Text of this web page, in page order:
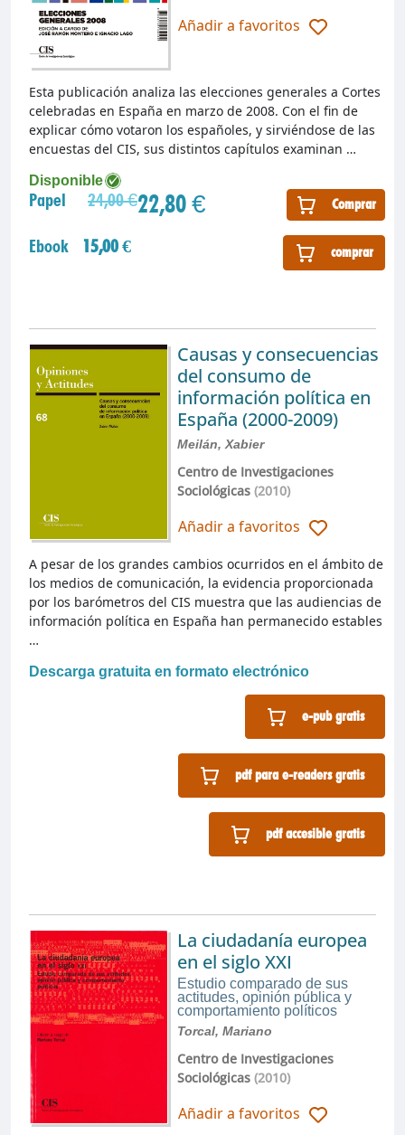
Añadir a favoritos
Disponible
Papel 24,00 €22,80 € Comprar
Ebook 15,00 € comprar
Esta publicación analiza las elecciones generales a Cortes
celebradas en España en marzo de 2008. Con el fin de
explicar cómo votaron los españoles, y sirviéndose de las
encuestas del CIS, sus distintos capítulos examinan …
Causas y consecuencias
del consumo de
información política en
España (2000-2009)
Meilán, Xabier
Centro de Investigaciones
Sociológicas(2010)
Añadir a favoritos
Descarga gratuita en formato electrónico
e-pub gratis
pdf para e-readers gratis
pdf accesible gratis
A pesar de los grandes cambios ocurridos en el ámbito de
los medios de comunicación, la evidencia proporcionada
por los barómetros del CIS muestra que las audiencias de
información política en España han permanecido estables
…
La ciudadanía europea
en el siglo XXI
Estudio comparado de sus
actitudes, opinión pública y
comportamiento políticos
Torcal, Mariano
Centro de Investigaciones
Sociológicas(2010)
Añadir a favoritos